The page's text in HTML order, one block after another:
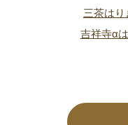
三茶はり
吉祥寺α